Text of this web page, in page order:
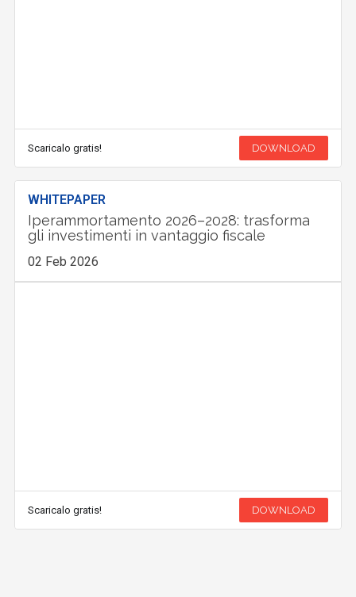
Scaricalo gratis! DOWNLOAD
WHITEPAPER
Iperammortamento 2026–2028: trasforma
gli investimenti in vantaggio fiscale
02 Feb 2026
Scaricalo gratis! DOWNLOAD